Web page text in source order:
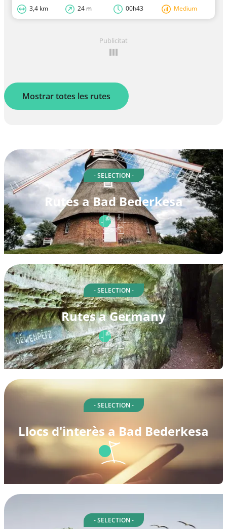
3,4 km 24 m 00h43 Medium
Publicitat
Mostrar totes les rutes
- SELECTION -
Rutes a Bad Bederkesa
- SELECTION -
Rutes a Germany
- SELECTION -
Llocs d'interès a Bad Bederkesa
- SELECTION -